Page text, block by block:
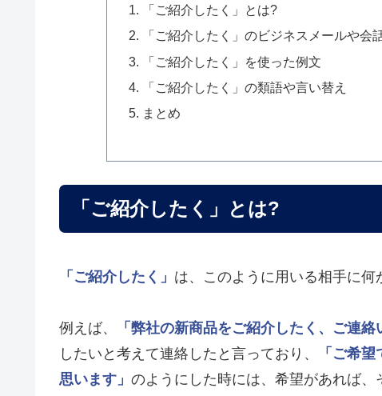
「ご紹介したく」とは?
「ご紹介したく」のビジネスメールや
「ご紹介したく」を使った例文
「ご紹介したく」の類語や言い替え
まとめ
「ご紹介したく」とは?
「ご紹介したく」 は、このように用いる相手に何
例えば、 「弊社の新商品をご紹介したく、ご連絡
したいと考えて連絡したと言っており、
「ご希
思います」 のようにした時には、希望があれば